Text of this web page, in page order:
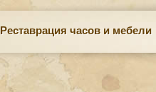
Реставрация часов и мебели